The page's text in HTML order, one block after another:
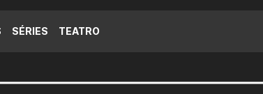
SÉRIES TEATRO